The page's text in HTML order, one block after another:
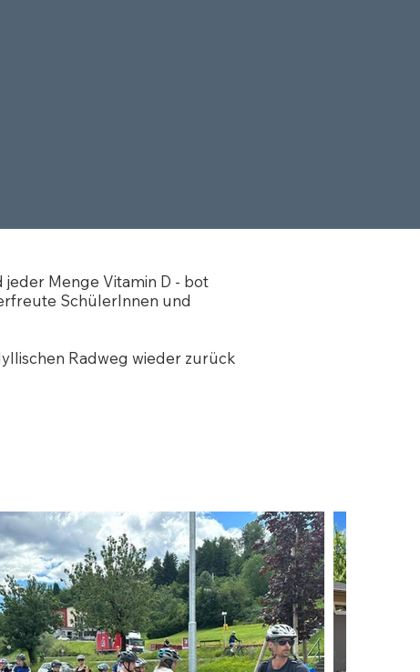
jeder Menge Vitamin D - bot
SchülerInnen und
Radweg wieder zurück